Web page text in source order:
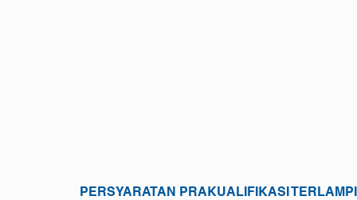
PERSYARATAN PRAKUALIFIKASI